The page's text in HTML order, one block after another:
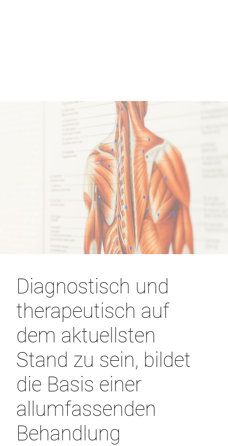
Diagnostisch und
therapeutisch auf
dem aktuellsten
Stand zu sein, bildet
die Basis einer
allumfassenden
Behandlung